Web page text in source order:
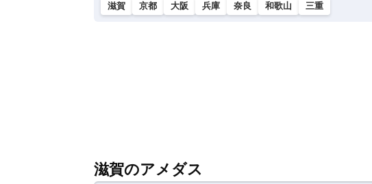
滋賀 京都 大阪 兵庫 奈良 和歌山 三重
滋賀のアメダス